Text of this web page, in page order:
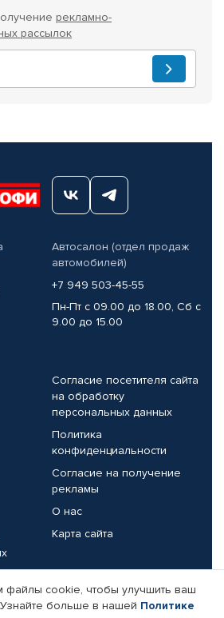
рекламно-
рассылок
Автосалон (отдел продаж
автомобилей)
+7 949 503-45-55
Пн-Пт с 09.00 до 18.00, Сб с
9.00 до 15.00
Согласие посетителя сайта
на обработку
персональных данных
Политика
конфиденциальности
Согласие на получение
рекламы
О нас
Карта сайта
файлы cookie, чтобы улучшить ваш
Узнайте больше в нашей Политике